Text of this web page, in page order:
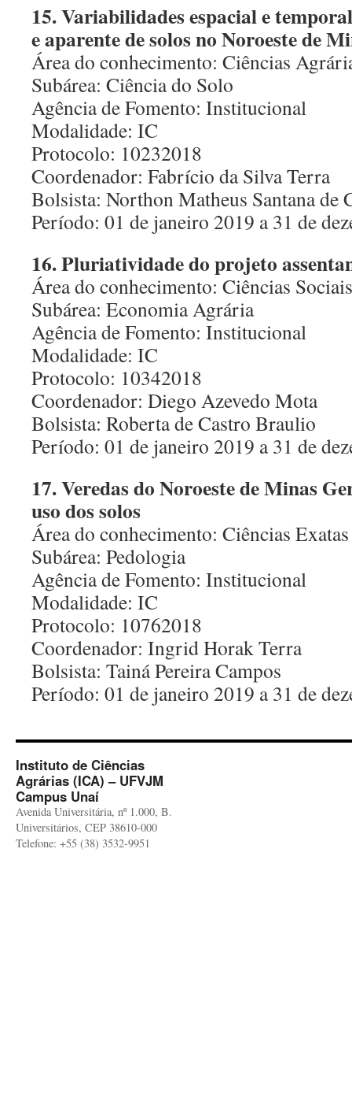
15. Variabilidades espacial e
e aparente de solos no Noroeste de
Área do conhecimento: Ciências
Subárea: Ciência do Solo
Agência de Fomento: Institucional
Modalidade: IC
Protocolo: 10232018
Coordenador: Fabrício da Silva Terra
Bolsista: Northon Matheus Santana de
Período: 01 de janeiro 2019 a 31 de
16. Pluriatividade do projeto
Área do conhecimento: Ciências
Subárea: Economia Agrária
Agência de Fomento: Institucional
Modalidade: IC
Protocolo: 10342018
Coordenador: Diego Azevedo Mota
Bolsista: Roberta de Castro Braulio
Período: 01 de janeiro 2019 a 31 de
17. Veredas do Noroeste de Minas
uso dos solos
Área do conhecimento: Ciências
Subárea: Pedologia
Agência de Fomento: Institucional
Modalidade: IC
Protocolo: 10762018
Coordenador: Ingrid Horak Terra
Bolsista: Tainá Pereira Campos
Período: 01 de janeiro 2019 a 31 de
Instituto de Ciências
Agrárias (ICA) – UFVJM
Campus Unaí
Avenida Universitária, nº 1.000, B.
Universitários, CEP 38610-000
Telefone: +55 (38) 3532-9951